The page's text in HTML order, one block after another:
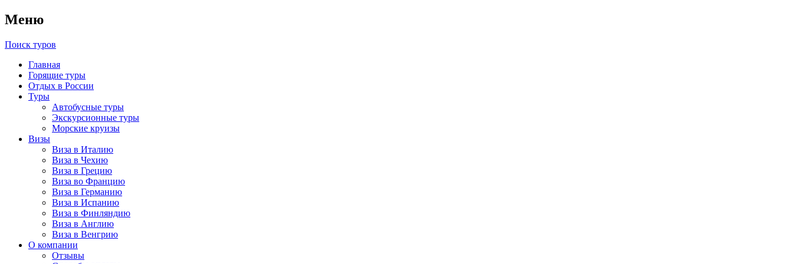
Меню
Поиск туров
Главная
Горящие туры
Отдых в России
Туры
Автобусные туры
Экскурсионные туры
Морские круизы
Визы
Виза в Италию
Виза в Чехию
Виза в Грецию
Виза во Францию
Виза в Германию
Виза в Испанию
Виза в Финляндию
Виза в Англию
Виза в Венгрию
О компании
Отзывы